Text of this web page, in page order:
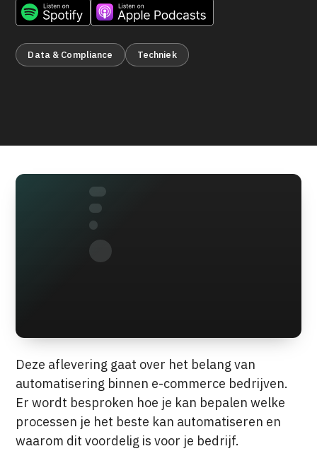
Data & Compliance Techniek
Deze aflevering gaat over het belang van
automatisering binnen e-commerce bedrijven.
Er wordt besproken hoe je kan bepalen welke
processen je het beste kan automatiseren en
waarom dit voordelig is voor je bedrijf.